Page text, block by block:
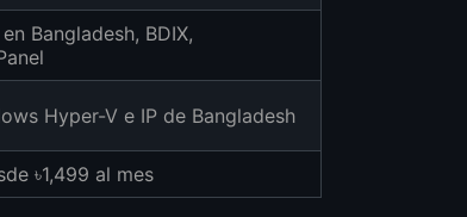
Bangladesh, BDIX,
Hyper-V e IP de Bangladesh
৳1,499 al mes